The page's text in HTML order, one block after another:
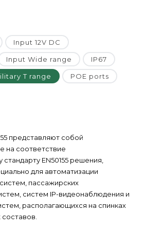
Input 12V DC
Input Wide range IP67
T range POE ports
представляют собой
на соответствие
EN50155 решения,
для автоматизации
пассажирских
систем IP-видеонаблюдения и
располагающихся на спинках